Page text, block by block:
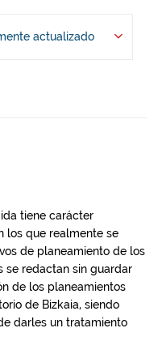
actualizado
tiene carácter
los que realmente se
de planeamiento de los
se redactan sin guardar
de los planeamientos
de Bizkaia, siendo
darles un tratamiento